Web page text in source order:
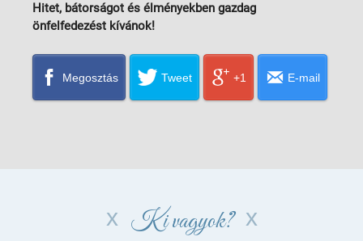
Hitet, bátorságot és élményekben gazdag
önfelfedezést kívánok!
Megosztás Tweet +1 E-mail
Ki vagyok?